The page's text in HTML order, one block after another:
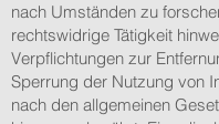
nach Umständen zu
rechtswidrige Tätigkeit
Verpflichtungen zur
Sperrung der Nutzung von
nach den allgemeinen